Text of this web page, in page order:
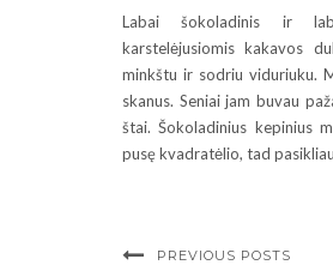
Labai šokoladinis ir
karstelėjusiomis kakavos
minkštu ir sodriu viduriuku.
skanus. Seniai jam buvau
štai. Šokoladinius kepinius
pusę kvadratėlio, tad
PREVIOUS POSTS